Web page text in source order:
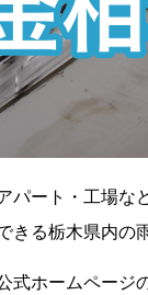
パート・工場な
きる栃木県内の
式ホームページ